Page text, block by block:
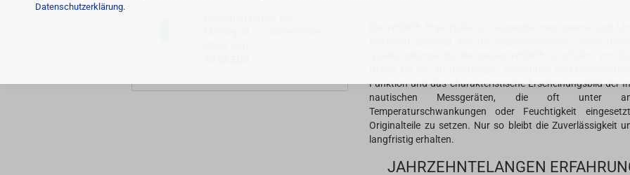
Datenschutzerklärung.
Präzision gefertigt wie die Originalprodukte. Jedes
Funktion und das charakteristische Erscheinungsbild der
nautischen Messgeräten, die oft unter
Temperaturschwankungen oder Feuchtigkeit
Originalteile zu setzen. Nur so bleibt die Zuverlässigkeit
langfristig erhalten.
JAHRZEHNTELANGEN